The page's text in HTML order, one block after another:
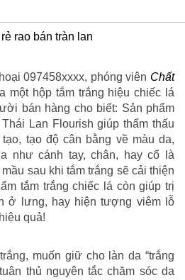
rao bán tràn lan
097458xxxx, phóng viên Chất
một hộp tắm trắng hiệu chiếc lá
bán hàng cho biết: Sản phẩm
Lan Flourish giúp thẩm thấu
tạo độ cân bằng về màu da,
như cánh tay, chân, hay cổ là
sau khi tắm trắng sẽ cải thiện
tắm trắng chiếc lá còn giúp trị
ở lưng, hay hiện tượng viêm lỗ
quả!
muốn giữ cho làn da “trắng
thủ nguyên tắc chăm sóc da